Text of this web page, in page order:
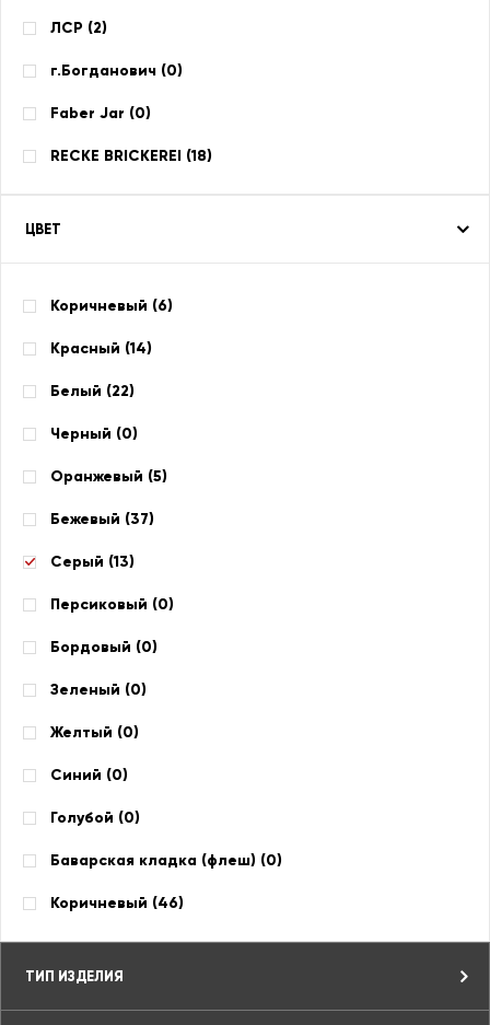
ЛСР (2)
г.Богданович (0)
Faber Jar (0)
RECKE BRICKEREI (18)
ЦВЕТ
Коричневый (6)
Красный (14)
Белый (22)
Черный (0)
Оранжевый (5)
Бежевый (37)
Серый (13)
Персиковый (0)
Бордовый (0)
Зеленый (0)
Желтый (0)
Синий (0)
Голубой (0)
Баварская кладка (флеш) (0)
Коричневый (46)
ТИП ИЗДЕЛИЯ